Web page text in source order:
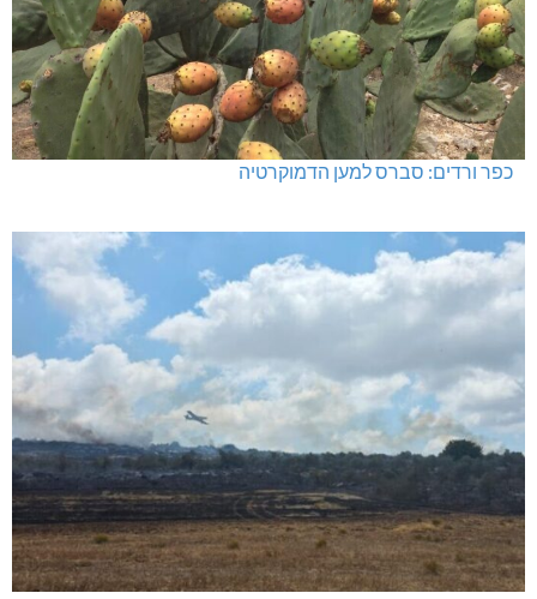
כפר ורדים: סברס למען הדמוקרטיה